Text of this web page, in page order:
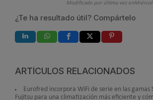
Modificado por última vez
¿Te ha resultado útil? Compártelo
ARTÍCULOS RELACIONADOS
Eurofred incorpora WiFi de serie en las gamas
Fujitsu para una climatización más eficiente y